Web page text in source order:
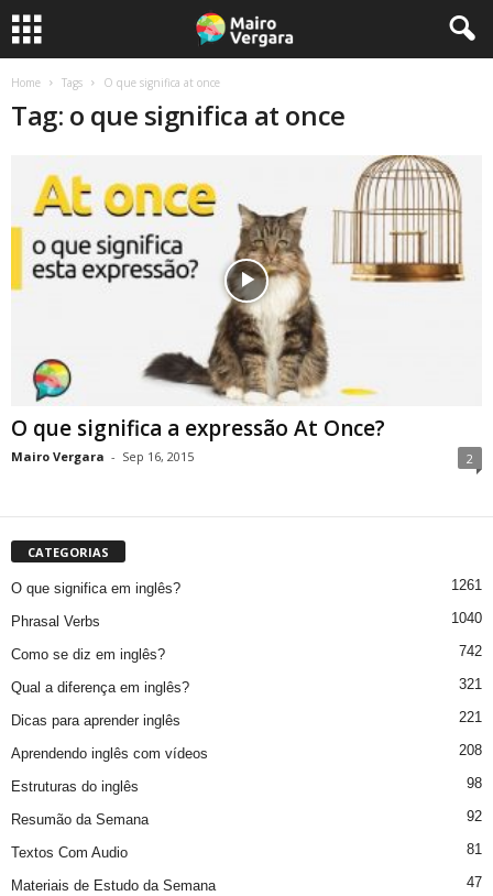
Home Tags O que significa at once
Tag: o que significa at once
O que significa a expressão At Once?
Mairo Vergara - Sep 16, 2015 2
CATEGORIAS
O que significa em inglês? 1261
Phrasal Verbs 1040
Como se diz em inglês? 742
Qual a diferença em inglês? 321
Dicas para aprender inglês 221
Aprendendo inglês com vídeos 208
Estruturas do inglês 98
Resumão da Semana 92
Textos Com Audio 81
Materiais de Estudo da Semana 47